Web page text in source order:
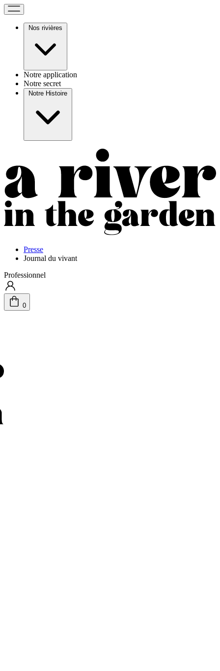
Nos rivières
Notre application
Notre secret
Notre Histoire
Presse
Journal du vivant
Professionnel
0